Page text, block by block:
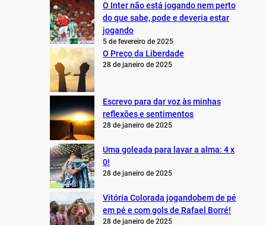
O Inter não está jogando nem perto
do que sabe, pode e deveria estar
jogando
5 de fevereiro de 2025
O Preço da Liberdade
28 de janeiro de 2025
Escrevo para dar voz às minhas
reflexões e sentimentos
28 de janeiro de 2025
Uma goleada para lavar a alma: 4 x
0!
28 de janeiro de 2025
Vitória Colorada jogandobem de pé
em pé e com gols de Rafael Borré!
28 de janeiro de 2025